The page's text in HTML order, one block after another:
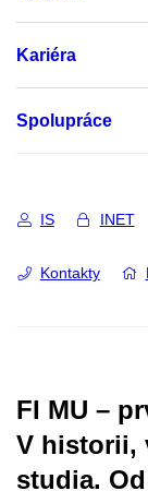
Kariéra
Spolupráce
IS INET
Kontakty
FI MU –
V historii,
studia.